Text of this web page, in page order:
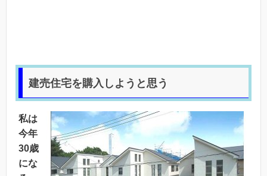
建売住宅を購入しようと思う
私は
今年
30歳
にな